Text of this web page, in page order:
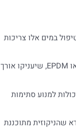
במים אלו צריכות
אטמים מיוחדים: יש לבחור ניקוזיות עם אטמים מיוחדים העמידים בפני דטרגנטים, כמו אטמי ויטון (FKM) או EPDM, שיעניקו אורך
למנוע סתימות
שהניקוזית מתוכננת